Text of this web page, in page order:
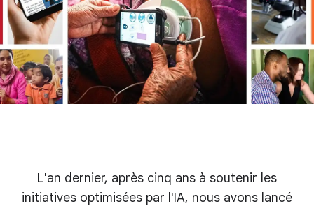
L'an dernier, après cinq ans à soutenir les
initiatives optimisées par l'IA, nous avons lancé